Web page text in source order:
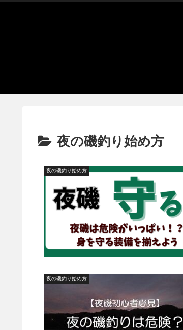
夜の磯釣り始め方
夜の磯釣り始め方
夜の磯釣り始め方